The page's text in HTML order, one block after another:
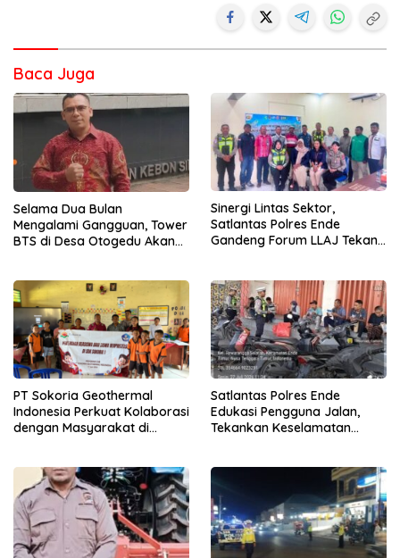
Baca Juga
Selama Dua Bulan
Mengalami Gangguan, Tower
BTS di Desa Otogedu Akan
Sinergi Lintas Sektor,
Satlantas Polres Ende
Gandeng Forum LLAJ Tekan
PT Sokoria Geothermal
Indonesia Perkuat Kolaborasi
dengan Masyarakat di
Satlantas Polres Ende
Edukasi Pengguna Jalan,
Tekankan Keselamatan